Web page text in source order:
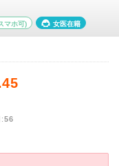
マホ可) 女医在籍
56